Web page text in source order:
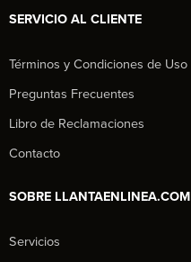
SERVICIO AL CLIENTE
Términos y Condiciones de Uso
Preguntas Frecuentes
Libro de Reclamaciones
Contacto
SOBRE LLANTAENLINEA.COM
Servicios